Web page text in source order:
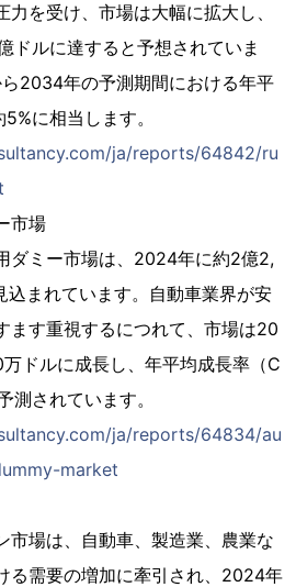
を受け、市場は大幅に拡大し、
ドルに達すると予想されていま
2034年の予測期間における年平
に相当します。
ja/reports/64842/ru
市場
ダミー市場は、2024年に約2億2,
まれています。自動車業界が安
ます重視するにつれて、市場は20
ドルに成長し、年平均成長率（C
測されています。
ja/reports/64834/au
market
市場は、自動車、製造業、農業な
る需要の増加に牽引され、2024年